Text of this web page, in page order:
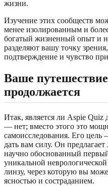
жизни.
Изучение этих сообществ
менее изолированным и
богатый жизненный опыт и
разделяют вашу точку
подтверждение и чувство
Ваше
продолжается
Итак, является ли Aspie
— нет; вместо этого это
самоисследования. Его цель
дать вам силу. Он
научно обоснованный
уникальной
линзу, через которую вы
ясностью и состраданием.